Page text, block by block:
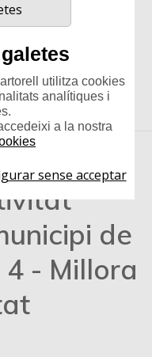
>Tramita amb
a
de
- Millora
utilitza cookies
analítiques i
a la nostra
sense acceptar